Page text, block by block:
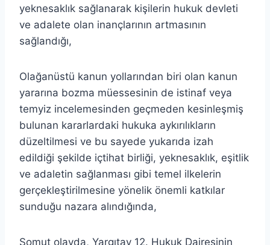
yeknesaklık sağlanarak kişilerin hukuk devleti
ve adalete olan inançlarının artmasının
sağlandığı,
Olağanüstü kanun yollarından biri olan kanun
yararına bozma müessesinin de istinaf veya
temyiz incelemesinden geçmeden kesinleşmiş
bulunan kararlardaki hukuka aykırılıkların
düzeltilmesi ve bu sayede yukarıda izah
edildiği şekilde içtihat birliği, yeknesaklık, eşitlik
ve adaletin sağlanması gibi temel ilkelerin
gerçekleştirilmesine yönelik önemli katkılar
sunduğu nazara alındığında,
Somut olayda, Yargıtay 12. Hukuk Dairesinin